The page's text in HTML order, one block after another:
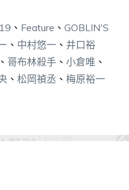
、 Feature 、 GOBLIN'S
、 中村悠一 、 井口裕
、 哥布林殺手 、 小倉唯 、
、 松岡禎丞 、 梅原裕一